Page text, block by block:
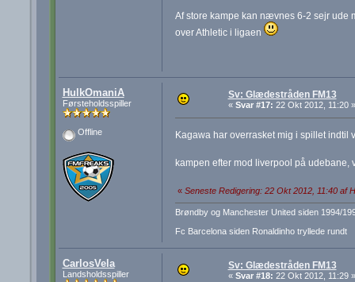
Af store kampe kan nævnes 6-2 sejr ude
over Athletic i ligaen
HulkOmaniA
Førsteholdsspiller
Offline
Sv: Glædestråden FM13
« Svar #17: 22 Okt 2012, 11:20 »
Kagawa har overrasket mig i spillet indtil
kampen efter mod liverpool på
« Seneste Redigering: 22 Okt 2012, 11:40 af
Brøndby og Manchester United siden 1994/
Fc Barcelona siden Ronaldinho tryllede rundt
CarlosVela
Landsholdsspiller
Sv: Glædestråden FM13
« Svar #18: 22 Okt 2012, 11:29 »